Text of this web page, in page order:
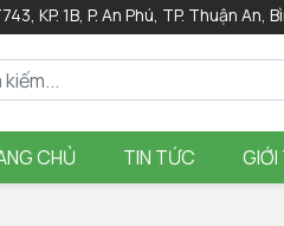
KP. 1B, P. An Phú, TP. Thuận An,
CHỦ TIN TỨC GIỚI